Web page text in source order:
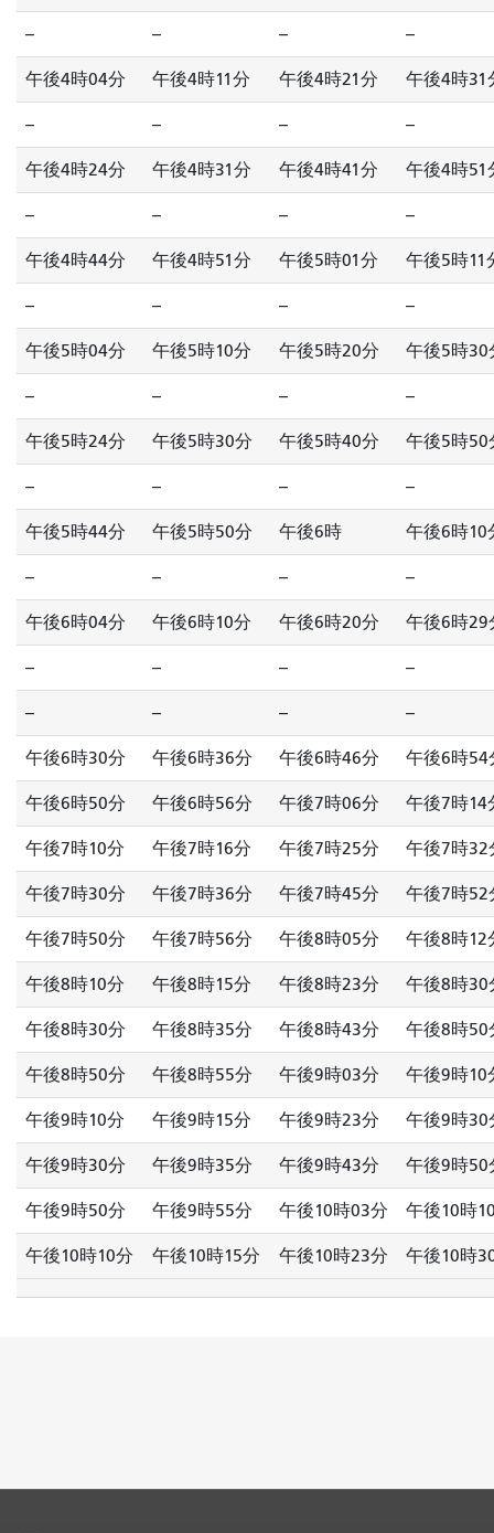
-- -- -- --
午後4時04分 午後4時11分 午後4時21分 午後4時31
-- -- -- --
午後4時24分 午後4時31分 午後4時41分 午後4時51
-- -- -- --
午後4時44分 午後4時51分 午後5時01分 午後5時11
-- -- -- --
午後5時04分 午後5時10分 午後5時20分 午後5時30
-- -- -- --
午後5時24分 午後5時30分 午後5時40分 午後5時50
-- -- -- --
午後5時44分 午後5時50分 午後6時 午後6時10
-- -- -- --
午後6時04分 午後6時10分 午後6時20分 午後6時29
-- -- -- --
-- -- -- --
午後6時30分 午後6時36分 午後6時46分 午後6時54
午後6時50分 午後6時56分 午後7時06分 午後7時14
午後7時10分 午後7時16分 午後7時25分 午後7時32
午後7時30分 午後7時36分 午後7時45分 午後7時52
午後7時50分 午後7時56分 午後8時05分 午後8時12
午後8時10分 午後8時15分 午後8時23分 午後8時30
午後8時30分 午後8時35分 午後8時43分 午後8時50
午後8時50分 午後8時55分 午後9時03分 午後9時10
午後9時10分 午後9時15分 午後9時23分 午後9時30
午後9時30分 午後9時35分 午後9時43分 午後9時50
午後9時50分 午後9時55分 午後10時03分 午後10時
午後10時10分 午後10時15分 午後10時23分 午後10時